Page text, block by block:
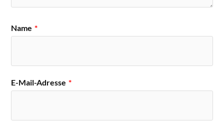
Name *
E-Mail-Adresse *